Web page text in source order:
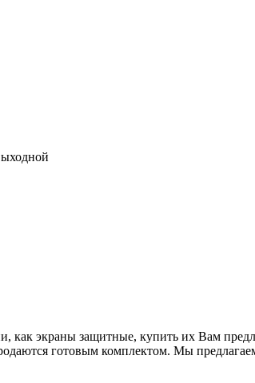
как экраны защитные, купить их Вам
готовым комплектом. Мы